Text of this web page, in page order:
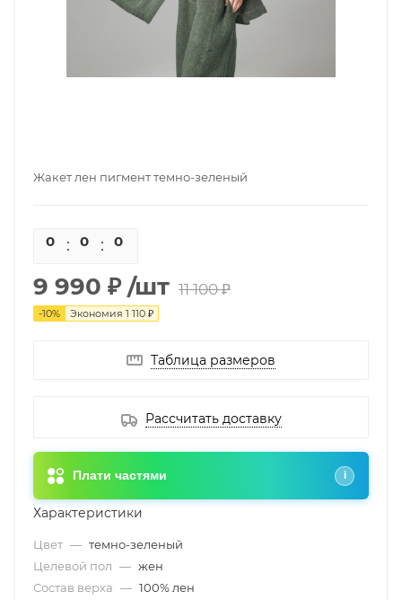
Жакет лен пигмент темно-зеленый
0 0 0
9 990 ₽ /шт 11 100 ₽
-10% Экономия 1 110 ₽
Таблица размеров
Рассчитать доставку
Плати частями i
Характеристики
Цвет — темно-зеленый
Целевой пол — жен
Состав верха — 100% лен